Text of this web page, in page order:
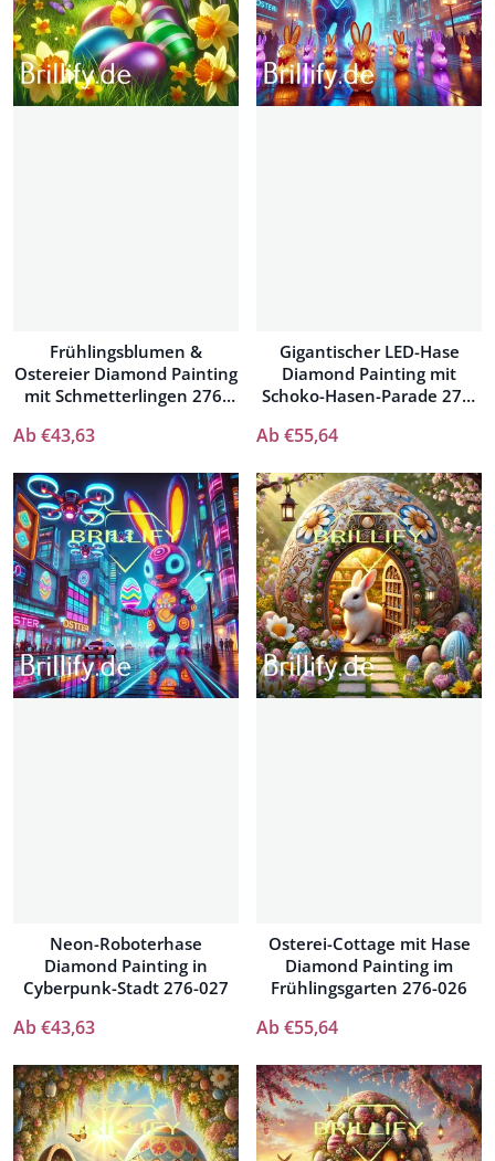
Frühlingsblumen &
Ostereier Diamond Painting
mit Schmetterlingen 276-
Ab €43,63
Gigantischer LED-Hase
Diamond Painting mit
Schoko-Hasen-Parade 276-
Ab €55,64
Neon-Roboterhase
Diamond Painting in
Cyberpunk-Stadt 276-027
Ab €43,63
Osterei-Cottage mit Hase
Diamond Painting im
Frühlingsgarten 276-026
Ab €55,64